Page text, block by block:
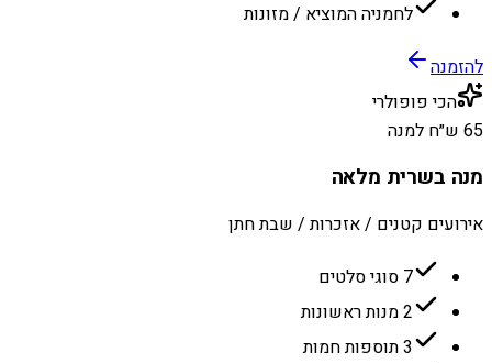
לחמניה המוציא / מזונות
להזמנה
הכי פופולרי
65 ש״ח למנה
מנה בשרית מלאה
אירועים קטנים / אזכרות / שבת חתן
7 סוגי סלטים
2 מנות ראשונות
3 תוספות חמות